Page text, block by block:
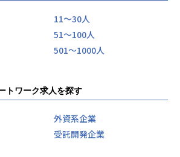
11〜30人
51〜100人
501〜1000人
トワーク求人を探す
外資系企業
受託開発企業